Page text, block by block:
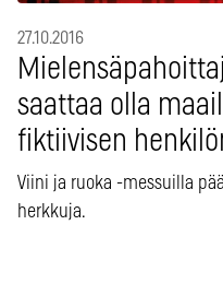
27.10.2016
saattaa olla
fiktiivisen
Viini ja ruoka -messuilla
herkkuja.